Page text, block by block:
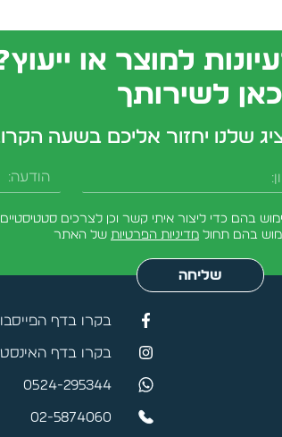
למוצר או
כאן לשירותך
שלנו יחזור אליכם בשעה
הודעה
בהם כדי ליצור איתי קשר וכן לצרכים
בהם תחול מדיניות הפרטיות של האתר
שליחה
בקרו בדף
בקרו בדף
0524-295344
02-5874060